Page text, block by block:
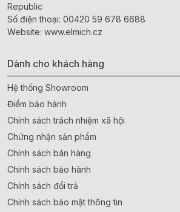
Republic
Số điện thoại: 00420 59 678 6688
Website: www.elmich.cz
Dành cho khách hàng
Hệ thống Showroom
Điểm bảo hành
Chính sách trách nhiệm xã hội
Chứng nhận sản phẩm
Chính sách bán hàng
Chính sách bảo hành
Chính sách đổi trả
Chính sách bảo mật thông tin